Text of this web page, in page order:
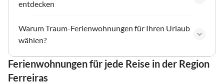
entdecken
Warum Traum-Ferienwohnungen für Ihren Urlaub
wählen?
Ferienwohnungen für jede Reise in der Region
Ferreiras